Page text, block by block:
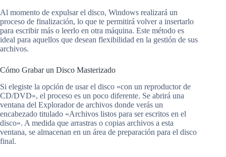
Al momento de expulsar el disco, Windows realizará un
proceso de finalización, lo que te permitirá volver a insertarlo
para escribir más o leerlo en otra máquina. Este método es
ideal para aquellos que desean flexibilidad en la gestión de sus
archivos.
Cómo Grabar un Disco Masterizado
Si elegiste la opción de usar el disco «con un reproductor de
CD/DVD», el proceso es un poco diferente. Se abrirá una
ventana del Explorador de archivos donde verás un
encabezado titulado «Archivos listos para ser escritos en el
disco». A medida que arrastras o copias archivos a esta
ventana, se almacenan en un área de preparación para el disco
final.